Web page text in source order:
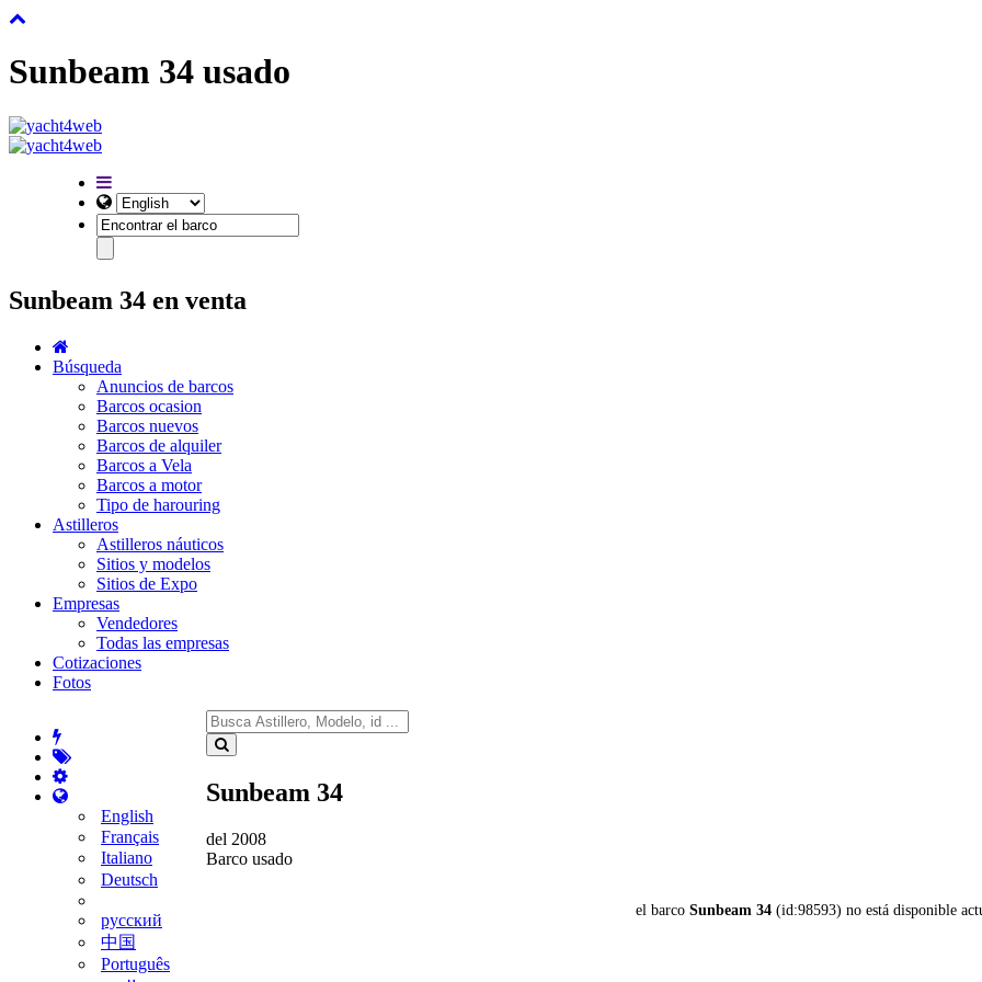
Sunbeam 34 usado
Sunbeam 34 en venta
Búsqueda
Anuncios de barcos
Barcos ocasion
Barcos nuevos
Barcos de alquiler
Barcos a Vela
Barcos a motor
Tipo de harouring
Astilleros
Astilleros náuticos
Sitios y modelos
Sitios de Expo
Empresas
Vendedores
Todas las empresas
Cotizaciones
Fotos
English
Français
Italiano
Deutsch
русский
中国
Português
Sunbeam 34
del 2008
Barco usado
el barco Sunbeam 34 (id:98593) no está disponible